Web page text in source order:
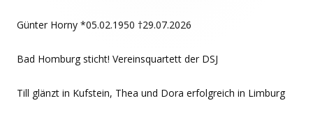
Günter Horny *05.02.1950 †29.07.2026
Bad Homburg sticht! Vereinsquartett der DSJ
Till glänzt in Kufstein, Thea und Dora erfolgreich in Limburg